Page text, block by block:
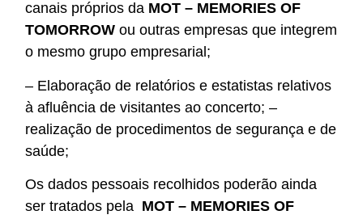
canais próprios da MOT – MEMORIES OF
TOMORROW ou outras empresas que integrem
o mesmo grupo empresarial;
– Elaboração de relatórios e estatistas relativos
à afluência de visitantes ao concerto; –
realização de procedimentos de segurança e de
saúde;
Os dados pessoais recolhidos poderão ainda
ser tratados pela MOT – MEMORIES OF